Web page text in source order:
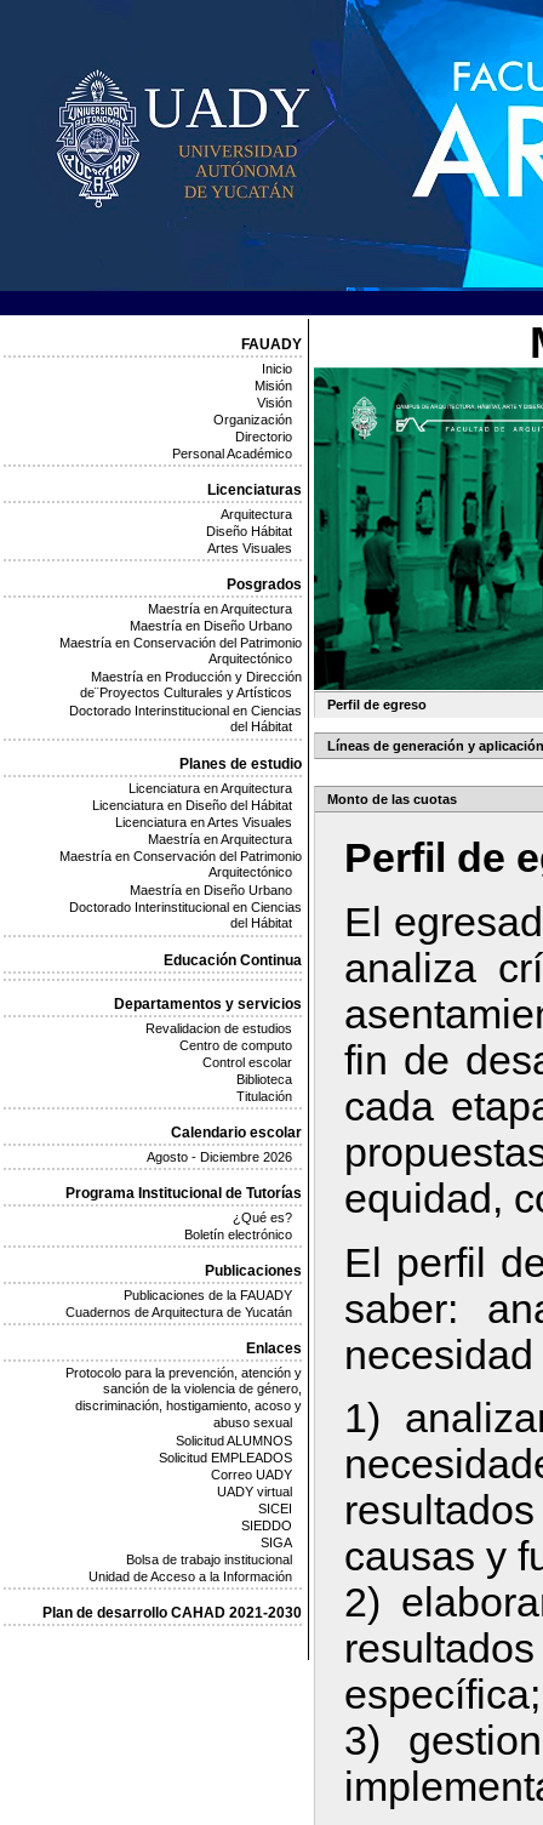
FAUADY
Inicio
Misión
Visión
Organización
Directorio
Personal Académico
Licenciaturas
Arquitectura
Diseño Hábitat
Artes Visuales
Posgrados
Maestría en Arquitectura
Maestría en Diseño Urbano
Maestría en Conservación del Patrimonio
Arquitectónico
Maestría en Producción y Dirección
de¨Proyectos Culturales y Artísticos
Doctorado Interinstitucional en Ciencias
del Hábitat
Planes de estudio
Licenciatura en Arquitectura
Licenciatura en Diseño del Hábitat
Licenciatura en Artes Visuales
Maestría en Arquitectura
Maestría en Conservación del Patrimonio
Arquitectónico
Maestría en Diseño Urbano
Doctorado Interinstitucional en Ciencias
del Hábitat
Educación Continua
Departamentos y servicios
Revalidacion de estudios
Centro de computo
Control escolar
Biblioteca
Titulación
Calendario escolar
Agosto - Diciembre 2026
Programa Institucional de Tutorías
¿Qué es?
Boletín electrónico
Publicaciones
Publicaciones de la FAUADY
Cuadernos de Arquitectura de Yucatán
Enlaces
Protocolo para la prevención, atención y
sanción de la violencia de género,
discriminación, hostigamiento, acoso y
abuso sexual
Solicitud ALUMNOS
Solicitud EMPLEADOS
Correo UADY
UADY virtual
SICEI
SIEDDO
SIGA
Bolsa de trabajo institucional
Unidad de Acceso a la Información
Plan de desarrollo CAHAD 2021-2030
Perfil de egreso
Líneas de generación y aplicación
Monto de las cuotas
Perfil de
El
analiza
fin de
cada
equidad,
El perfil
saber:
necesidad
1)
causas y
2)
3)